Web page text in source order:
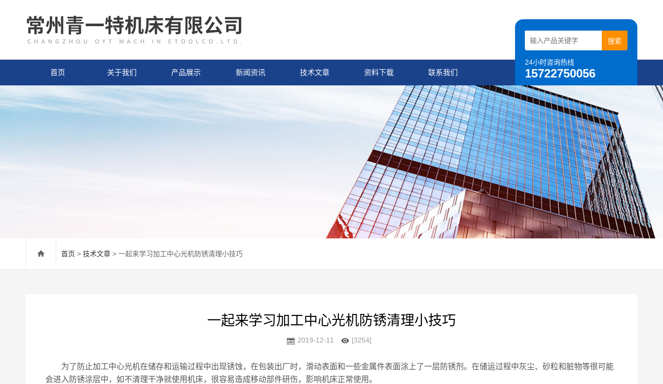
24小时咨询热线
15722750056
首页 关于我们 产品展示 新闻资讯 技术文章 资料下载 联系我们
首页 > 技术文章 > 一起来学习加工中心光机防锈清理小技巧
一起来学习加工中心光机防锈清理小技巧
2019-12-11 [3254]
为了防止加工中心光机在储存和运输过程中出现锈蚀，在包装出厂时，滑动表面和一些金属件表面涂上了一层防锈剂。在储运过程中灰尘、砂粒和脏物等很可能
会进入防锈涂层中，如不清理干净就使用机床，很容易造成移动部件研伤，影响机床正常使用。